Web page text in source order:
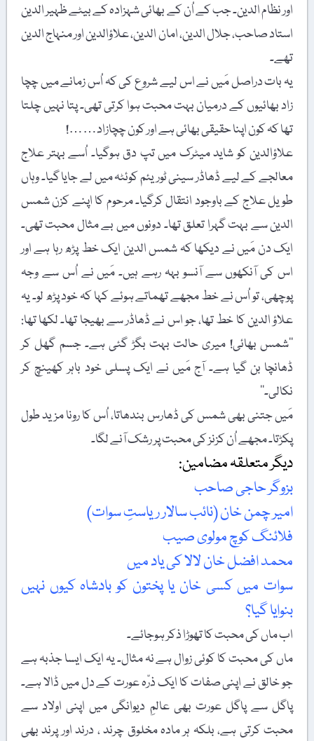
اور نظام الدین۔ جب کے اُن کے بھائی شہزادہ کے بیٹے ظہیر الدین
استاد صاحب، جلال الدین، امان الدین، علاؤالدین اور منہاج الدین
تھے۔
یہ بات دراصل مَیں نے اس لیے شروع کی کہ اُس زمانے میں چچا
زاد بھائیوں کے درمیان بہت محبت ہوا کرتی تھی۔ پتا نہیں چلتا
تھا کہ کون اپنا حقیقی بھائی ہے اور کون چچازاد……!
علاؤالدین کو شاید میٹرک میں تپ دق ہوگیا۔ اُسے بہتر علاج
معالجے کے لیے ڈھاڈر سینی ٹوریئم کوئٹہ میں لے جایا گیا۔ وہاں
طویل علاج کے باوجود انتقال کرگیا۔ مرحوم کا اپنے کزن شمس
الدین سے بہت گہرا تعلق تھا۔ دونوں میں بے مثال محبت تھی۔
ایک دن مَیں نے دیکھا کہ شمس الدین ایک خط پڑھ رہا ہے اور
اس کی آنکھوں سے آنسو بہہ رہے ہیں۔ مَیں نے اُس سے وجہ
پوچھی، تو اُس نے خط مجھے تھماتے ہوئے کہا کہ خود پڑھ لو۔ یہ
علاؤ الدین کا خط تھا، جو اس نے ڈھاڈر سے بھیجا تھا۔ لکھا تھا:
’’شمس بھائی! میری حالت بہت بگڑ گئی ہے۔ جسم گھل کر
ڈھانچا بن گیا ہے۔ آج مَیں نے ایک پسلی خود باہر کھینچ کر
نکالی۔‘‘
مَیں جتنی بھی شمس کی ڈھارس بندھاتا، اُس کا رونا مزید طول
پکڑتا۔ مجھے اُن کزنز کی محبت پر رشک آنے لگا۔
دیگر متعلقہ مضامین:
بزوگر حاجی صاحب
امیر چمن خان (نائب سالار ریاستِ سوات)
فلائنگ کوچ مولوی صیب
محمد افضل خان لالا کی یاد میں
سوات میں کسی خان یا پختون کو بادشاہ کیوں نہیں
بنوایا گیا؟
اب ماں کی محبت کا تھوڑا ذکر ہوجائے۔
ماں کی محبت کا کوئی زوال ہے نہ مثال۔ یہ ایک ایسا جذبہ ہے
جو خالق نے اپنی صفات کا ایک ذرّہ عورت کے دل میں ڈالا ہے۔
پاگل سے پاگل عورت بھی عالمِ دیوانگی میں اپنی اولاد سے
محبت کرتی ہے، بلکہ ہر مادہ مخلوق چرند ، درند اور پرند بھی